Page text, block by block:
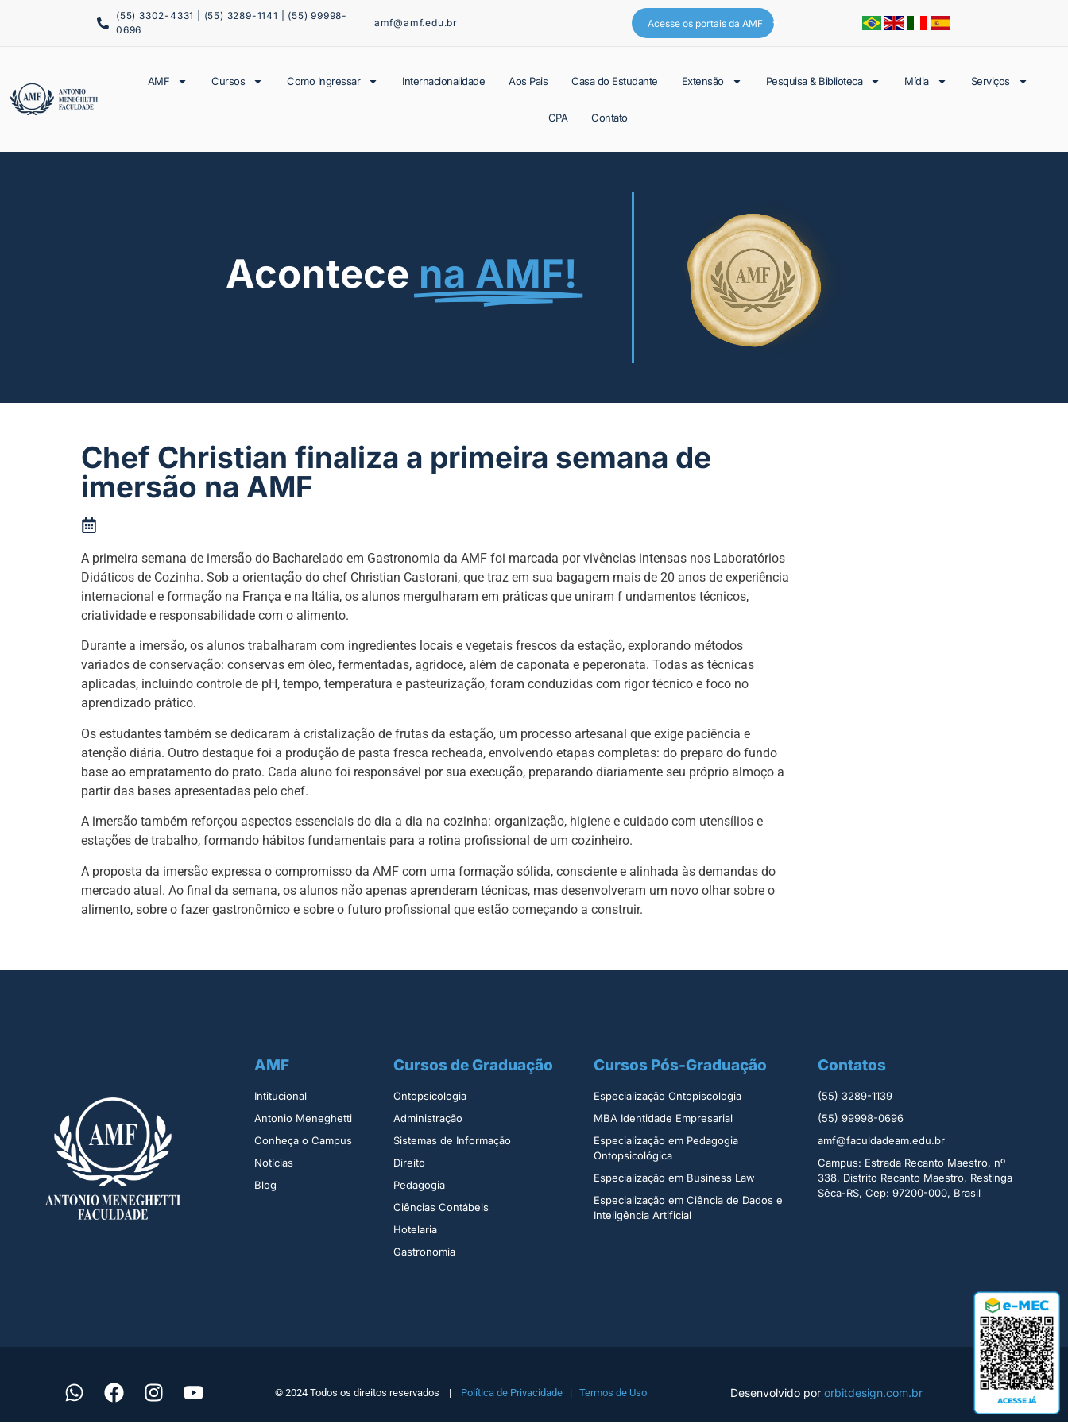
(55) 3302-4331 | (55) 3289-1141 | (55) 99998-
0696
amf@amf.edu.br Acesse os portais da AMF
AMF Cursos Como Ingressar Internacionalidade Aos Pais Casa do Estudante Extensão Pesquisa & Biblioteca Mídia Serviços
CPA Contato
Acontece na AMF!
Chef Christian finaliza a primeira semana de
imersão na AMF
A primeira semana de imersão do Bacharelado em Gastronomia da AMF foi marcada por vivências intensas nos Laboratórios
Didáticos de Cozinha. Sob a orientação do chef Christian Castorani, que traz em sua bagagem mais de 20 anos de experiência
internacional e formação na França e na Itália, os alunos mergulharam em práticas que uniram f undamentos técnicos,
criatividade e responsabilidade com o alimento.
Durante a imersão, os alunos trabalharam com ingredientes locais e vegetais frescos da estação, explorando métodos
variados de conservação: conservas em óleo, fermentadas, agridoce, além de caponata e peperonata. Todas as técnicas
aplicadas, incluindo controle de pH, tempo, temperatura e pasteurização, foram conduzidas com rigor técnico e foco no
aprendizado prático.
Os estudantes também se dedicaram à cristalização de frutas da estação, um processo artesanal que exige paciência e
atenção diária. Outro destaque foi a produção de pasta fresca recheada, envolvendo etapas completas: do preparo do fundo
base ao empratamento do prato. Cada aluno foi responsável por sua execução, preparando diariamente seu próprio almoço a
partir das bases apresentadas pelo chef.
A imersão também reforçou aspectos essenciais do dia a dia na cozinha: organização, higiene e cuidado com utensílios e
estações de trabalho, formando hábitos fundamentais para a rotina profissional de um cozinheiro.
A proposta da imersão expressa o compromisso da AMF com uma formação sólida, consciente e alinhada às demandas do
mercado atual. Ao final da semana, os alunos não apenas aprenderam técnicas, mas desenvolveram um novo olhar sobre o
alimento, sobre o fazer gastronômico e sobre o futuro profissional que estão começando a construir.
AMF
Intitucional
Antonio Meneghetti
Conheça o Campus
Notícias
Blog
Cursos de Graduação
Ontopsicologia ​
Administração​
Sistemas de Informação​
Direito​
Pedagogia
Ciências Contábeis
Hotelaria
Gastronomia
Cursos Pós-Graduação
Especialização Ontopiscologia ​
MBA Identidade Empresarial​
Especialização em Pedagogia
Ontopsicológica​
Especialização em Business Law
Especialização em Ciência de Dados e
Inteligência Artificial
Contatos
(55) 3289-1139
(55) 99998-0696
amf@faculdadeam.edu.br
Campus: Estrada Recanto Maestro, nº
338, Distrito Recanto Maestro, Restinga
Sêca-RS, Cep: 97200-000, Brasil
© 2024 Todos os direitos reservados | Política de Privacidade | Termos de Uso Desenvolvido pororbitdesign.com.br